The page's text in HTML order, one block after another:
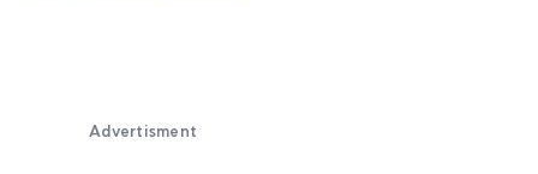
Advertisment